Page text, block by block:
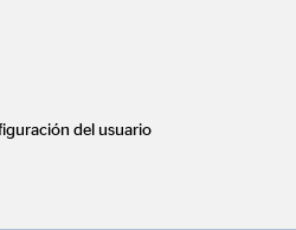
respecto a lo que pagaría sin
SegurCaixa.
respecto a lo que pagaría sin
del usuario